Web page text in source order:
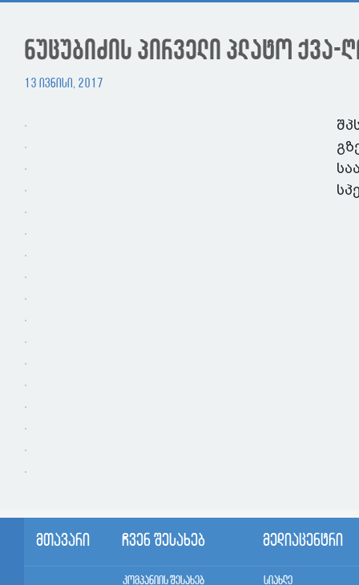
ნუცუბიძის პირველი პლატო ქვა-
13 ივნისი, 2017
მთავარი ჩვენ შესახებ მედიაცენტრი
კომპანიის შესახებ სიახლე